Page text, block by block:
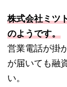
株式会社ミツ
のようです。
営業電話が掛
が届いても融
い。